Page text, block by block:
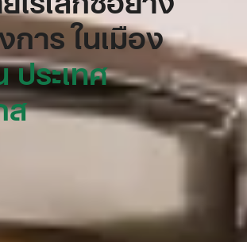
การ ในเมือง
ระเทศ
ส